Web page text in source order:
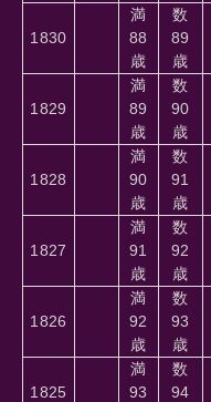
1830
満
88
歳
数
89
歳
1829
満
89
歳
数
90
歳
1828
満
90
歳
数
91
歳
1827
満
91
歳
数
92
歳
1826
満
92
歳
数
93
歳
1825
満
93
数
94